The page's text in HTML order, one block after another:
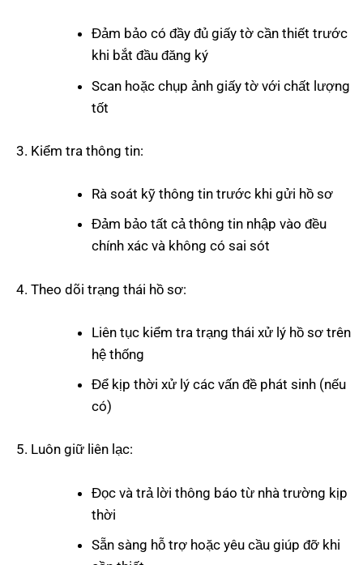
Đảm bảo có đầy đủ giấy tờ cần thiết trước
khi bắt đầu đăng ký
Scan hoặc chụp ảnh giấy tờ với chất lượng
tốt
Kiểm tra thông tin:
Rà soát kỹ thông tin trước khi gửi hồ sơ
Đảm bảo tất cả thông tin nhập vào đều
chính xác và không có sai sót
Theo dõi trạng thái hồ sơ:
Liên tục kiểm tra trạng thái xử lý hồ sơ trên
hệ thống
Để kịp thời xử lý các vấn đề phát sinh (nếu
có)
Luôn giữ liên lạc:
Đọc và trả lời thông báo từ nhà trường kịp
thời
Sẵn sàng hỗ trợ hoặc yêu cầu giúp đỡ khi